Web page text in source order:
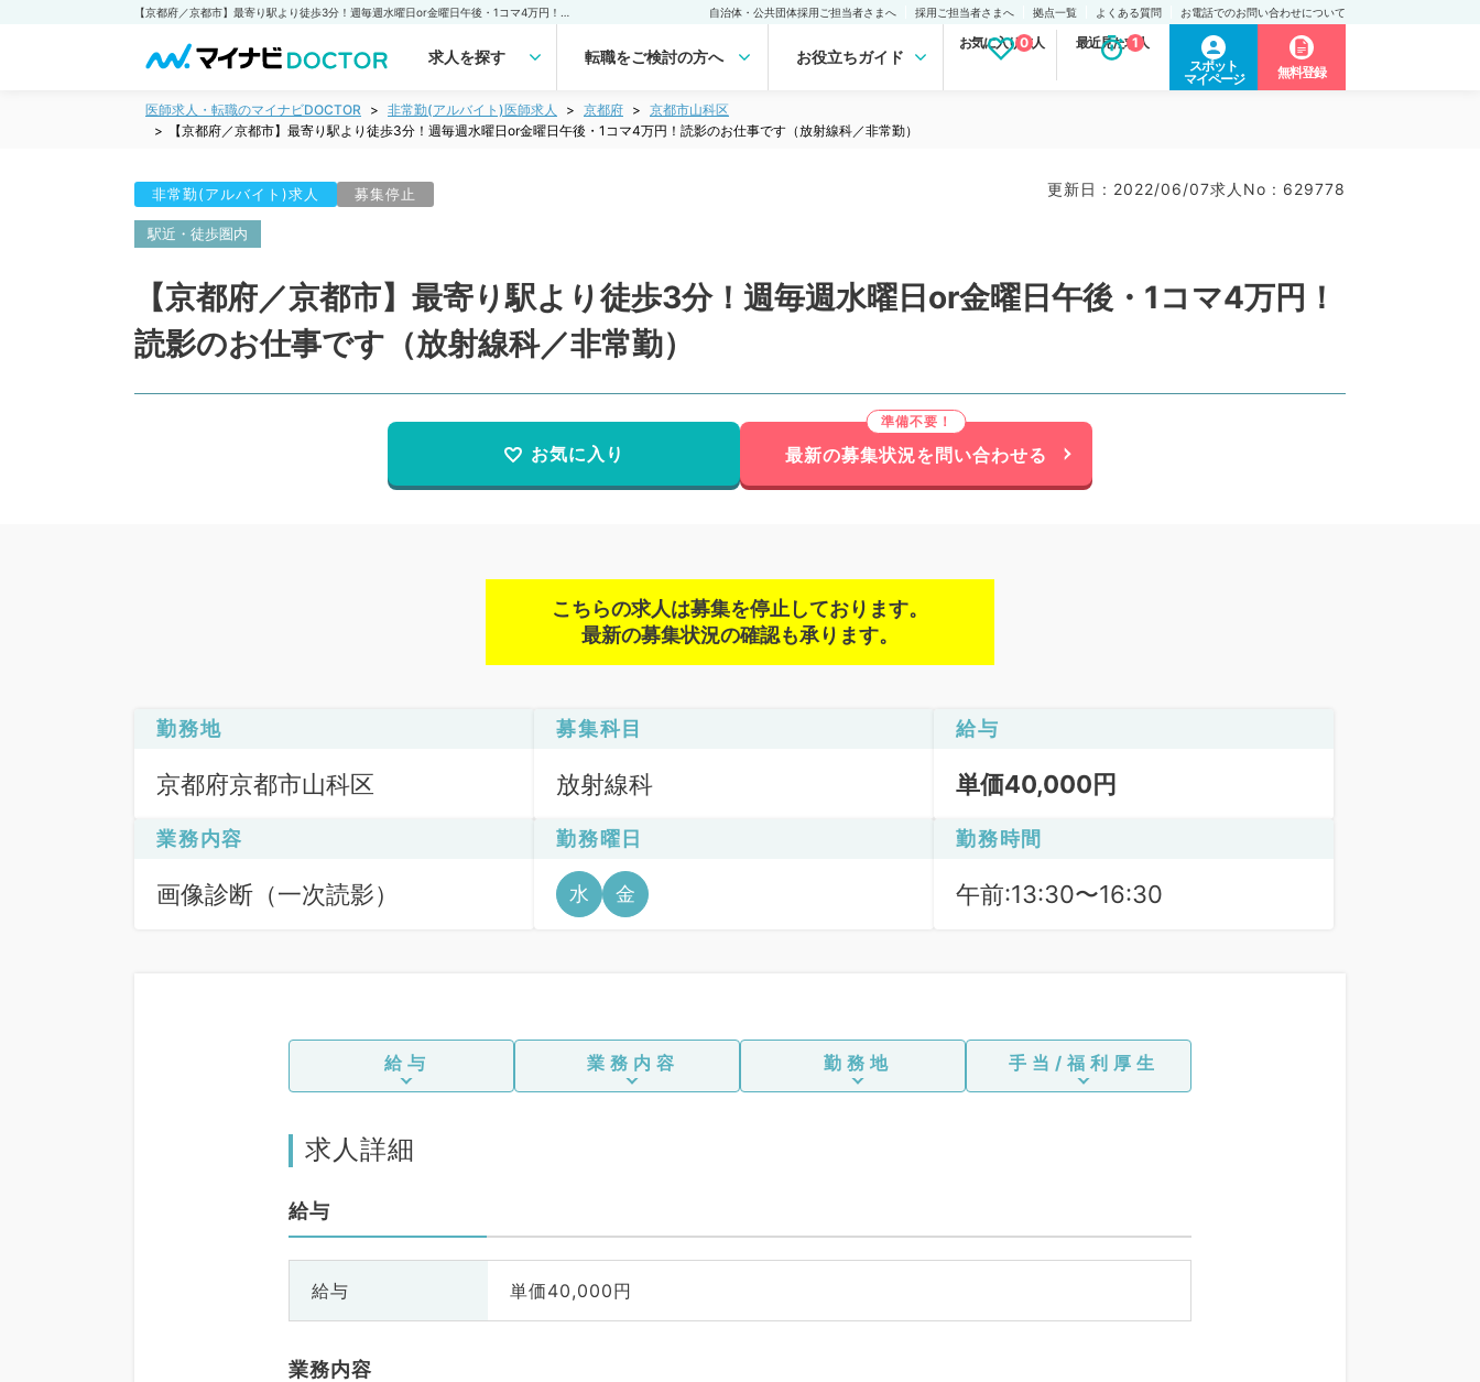
自治体・公共団体採用ご担当者さまへ 採用ご担当者さまへ 拠点一覧 よくある質問 お電話でのお問い合わせについて
求人を探す 転職をご検討の方へ お役立ちガイド
お気に入り求人
0 最近見た求人
1
スポット
マイページ
無料登録
医師求人・転職のマイナビDOCTOR 非常勤(アルバイト)医師求人 京都府
京都市山科区
【京都府／京都市】最寄り駅より徒歩3分！週毎週水曜日or金曜日午後・1コマ4万円！読影のお仕事です（放射線科／非常勤）
非常勤(アルバイト)求人 募集停止 更新日 : 2022/06/07求人No : 629778
駅近・徒歩圏内
【京都府／京都市】最寄り駅より徒歩3分！週毎週水曜日or金曜日午後・1コマ4万円！
読影のお仕事です（放射線科／非常勤）
お気に入り 最新の募集状況を問い合わせる
こちらの求人は募集を停止しております。
最新の募集状況の確認も承ります。
勤務地
京都府京都市山科区
募集科目
放射線科
給与
単価40,000円
業務内容
画像診断（一次読影）
勤務曜日
水 金
勤務時間
午前:13:30〜16:30
給与 業務内容 勤務地 手当/福利厚生
求人詳細
給与
給与 単価40,000円
業務内容